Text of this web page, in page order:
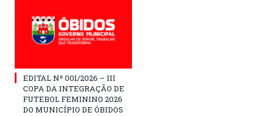
EDITAL Nº 001/2026 – III
COPA DA INTEGRAÇÃO DE
FUTEBOL FEMININO 2026
DO MUNICÍPIO DE ÓBIDOS